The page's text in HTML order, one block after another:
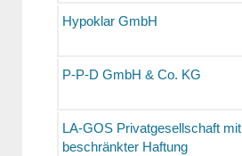
Hypoklar GmbH
P-P-D GmbH & Co. KG
LA-GOS Privatgesellschaft mit
beschränkter Haftung